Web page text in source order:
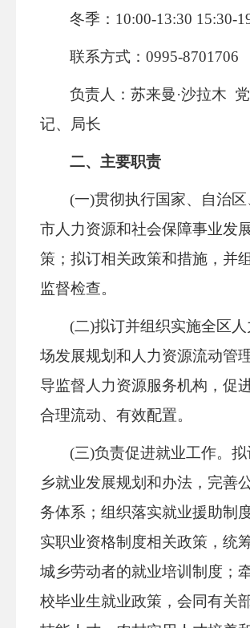
冬季：10:00-13:30 15:30-
联系方式：0995-8701706
负责人：苏来曼·沙拉木
记、局长
二、主要职责
(一)贯彻执行国家、自治
市人力资源和社会保障事业发
策；拟订相关政策和措施，并
监督检查。
(二)拟订并组织实施全区
场发展规划和人力资源流动管
导监督人力资源服务机构，促
合理流动、有效配置。
(三)负责促进就业工作。
乡就业发展规划和办法，完善
务体系；组织落实就业援助制
实职业资格制度相关政策，统
城乡劳动者的就业培训制度；
校毕业生就业政策，会同有关